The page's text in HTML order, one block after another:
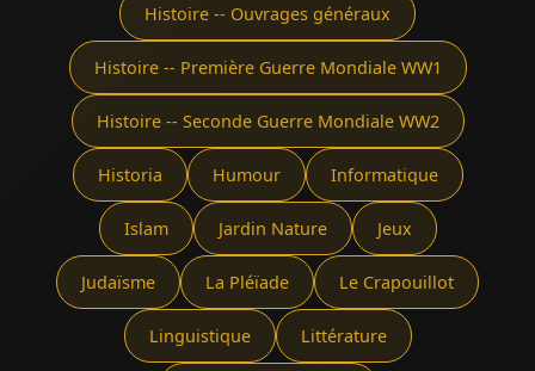
Histoire -- Ouvrages généraux
Histoire -- Première Guerre Mondiale WW1
Histoire -- Seconde Guerre Mondiale WW2
Historia Humour Informatique
Islam Jardin Nature Jeux
Judaïsme La Pléïade Le Crapouillot
Linguistique Littérature